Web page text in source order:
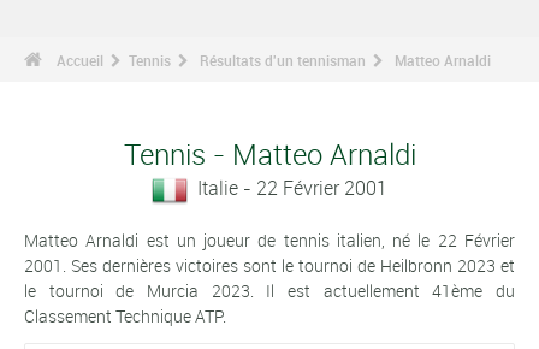
Accueil Tennis Résultats d'un tennisman Matteo Arnaldi
Tennis - Matteo Arnaldi
Italie - 22 Février 2001
Matteo Arnaldi est un joueur de tennis italien, né le 22 Février
2001. Ses dernières victoires sont le tournoi de Heilbronn 2023 et
le tournoi de Murcia 2023. Il est actuellement 41ème du
Classement Technique ATP.